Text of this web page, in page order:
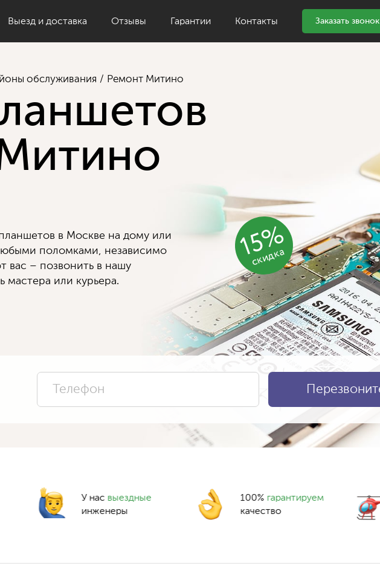
Выезд и доставка Отзывы Гарантии Контакты Заказать звонок
15%
скидка
обслуживания Ремонт Митино
в Москве на дому или
поломками, независимо
вас – позвонить в нашу
мастера или курьера.
У нас выездные
инженеры
100%гарантируем
качество